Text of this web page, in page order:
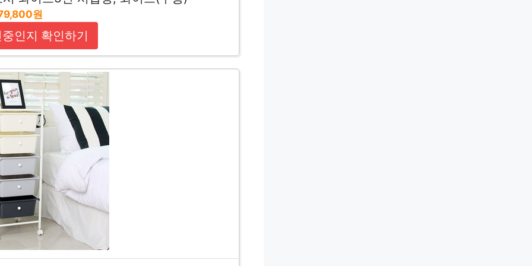
원
인지 확인하기